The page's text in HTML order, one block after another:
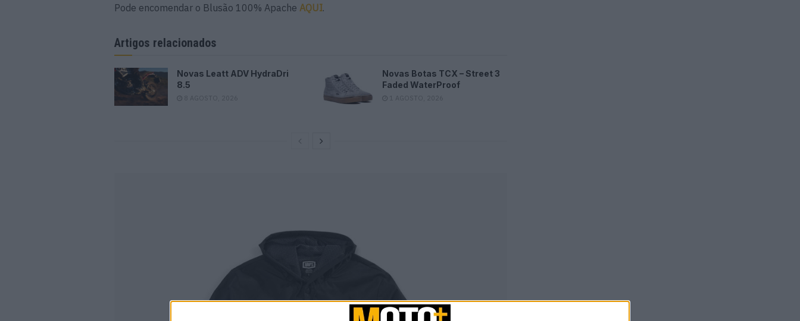
Pode encomendar o Blusão 100% Apache AQUI.
Artigos relacionados
Novas Leatt ADV HydraDri
8.5
8 AGOSTO, 2026
Novas Botas TCX – Street 3
Faded WaterProof
1 AGOSTO, 2026